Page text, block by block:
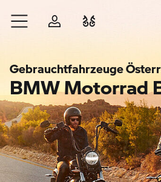
Zum Hauptinhalt springen
Anmelden
Gebrauchtfahrzeuge
BMW Motorrad